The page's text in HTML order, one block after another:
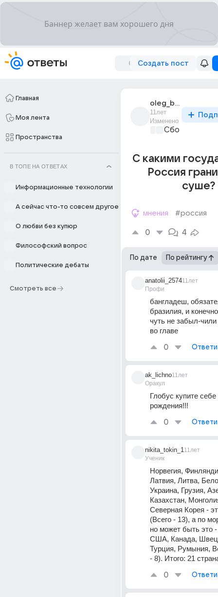
Создать пост
Главная
Моя лента
Пространства
В ТОПЕ НА ОТВЕТАХ
Информационные технологии
А сейчас что-то совсем другое
О любви без купюр
Философский вопрос
Политические дебаты
Смотреть все
oleg_bazhin_41
11лет
Изменено
Сборная
С какими
Россия
суше?
мнения #россия
0 4
По дате По рейтингу
anatolii_2574
Профи
11лет
бангладеш,
бразилия, и
чуть не забыл-
во главе
0
ak_lichno
Оракул
11лет
Глобус купите
рождения!!!
0
nikita_tokin_1
Ученик
11лет
Норвегия,
Латвия, Литва,
Украина, Грузия,
Казахстан,
Северная Корея -
(Всего - 13), а по
но может быть это
США, Канада,
Турция, Румыния,
- 8). Итого: 21
0